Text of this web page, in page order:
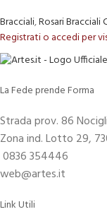
Bracciali,Rosari Bracciali
Registrati o accedi per
La Fede prende Forma
Strada prov. 86
Zona ind. Lotto 29,
0836 354446
web@artes.it
Link Utili